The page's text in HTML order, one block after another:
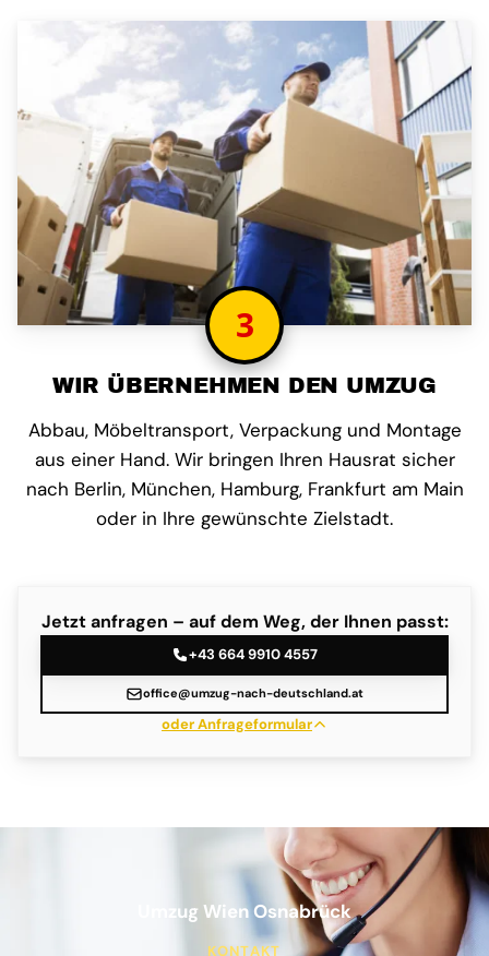
3
WIR ÜBERNEHMEN DEN UMZUG
Abbau, Möbeltransport, Verpackung und Montage
aus einer Hand. Wir bringen Ihren Hausrat sicher
nach Berlin, München, Hamburg, Frankfurt am Main
oder in Ihre gewünschte Zielstadt.
Jetzt anfragen – auf dem Weg, der Ihnen passt:
+43 664 9910 4557
office@umzug-nach-deutschland.at
oder Anfrageformular
Umzug Wien Osnabrück
KONTAKT